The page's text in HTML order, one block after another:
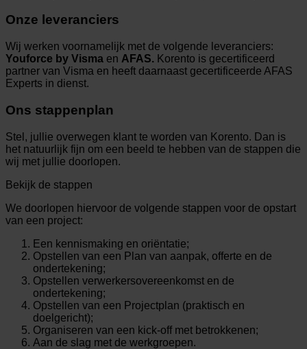
Onze leveranciers
Wij werken voornamelijk met de volgende leveranciers:
Youforce by Visma en AFAS. Korento is gecertificeerd
partner van Visma en heeft daarnaast gecertificeerde AFAS
Experts in dienst.
Ons stappenplan
Stel, jullie overwegen klant te worden van Korento. Dan is
het natuurlijk fijn om een beeld te hebben van de stappen die
wij met jullie doorlopen.
Bekijk de stappen
We doorlopen hiervoor de volgende stappen voor de opstart
van een project:
Een kennismaking en oriëntatie;
Opstellen van een Plan van aanpak, offerte en de
ondertekening;
Opstellen verwerkersovereenkomst en de
ondertekening;
Opstellen van een Projectplan (praktisch en
doelgericht);
Organiseren van een kick-off met betrokkenen;
Aan de slag met de werkgroepen.